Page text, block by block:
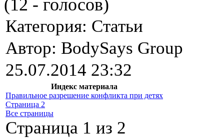
(12 - голосов)
Категория: Статьи
Автор: BodySays Group
25.07.2014 23:32
Индекс материала
Правильное разрешение конфликта при детях
Страница 2
Все страницы
Страница 1 из 2